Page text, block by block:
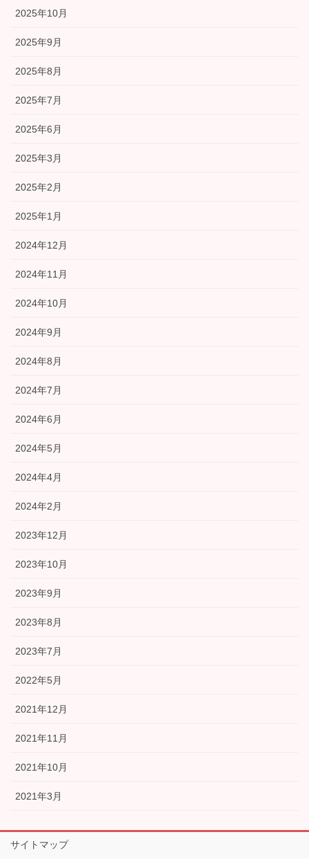
2025年10月
2025年9月
2025年8月
2025年7月
2025年6月
2025年3月
2025年2月
2025年1月
2024年12月
2024年11月
2024年10月
2024年9月
2024年8月
2024年7月
2024年6月
2024年5月
2024年4月
2024年2月
2023年12月
2023年10月
2023年9月
2023年8月
2023年7月
2022年5月
2021年12月
2021年11月
2021年10月
2021年3月
サイトマップ